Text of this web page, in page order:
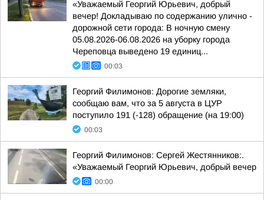
«Уважаемый Георгий Юрьевич, добрый
вечер! Докладываю по содержанию улично -
дорожной сети города: В ночную смену
05.08.2026-06.08.2026 на уборку города
Череповца выведено 19 единиц...
00:03
Георгий Филимонов: Дорогие земляки,
сообщаю вам, что за 5 августа в ЦУР
поступило 191 (-128) обращение (на 19:00)
00:03
Георгий Филимонов: Сергей Жестянников:.
«Уважаемый Георгий Юрьевич, добрый вечер
00:00